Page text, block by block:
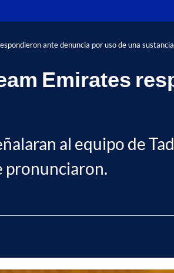
ante denuncia por uso de una sustancia
Emirates
al equipo de
pronunciaron.